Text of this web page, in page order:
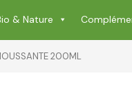
& Nature
200ML